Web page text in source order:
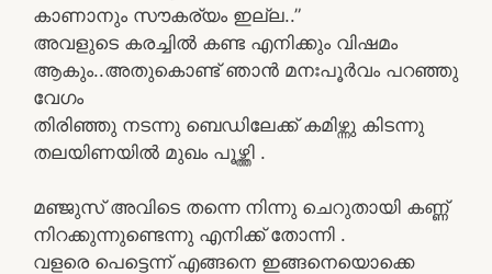
കാണാനും സൗകര്യം ഇല്ല..”
അവളുടെ കരച്ചിൽ കണ്ട എനിക്കും വിഷമം
ആകും..അതുകൊണ്ട് ഞാൻ മനഃപൂർവം പറഞ്ഞു
വേഗം
തിരിഞ്ഞു നടന്നു ബെഡിലേക്ക് കമിഴ്ന്നു കിടന്നു
തലയിണയിൽ മുഖം പൂഴ്ത്തി .
മഞ്ജുസ് അവിടെ തന്നെ നിന്നു ചെറുതായി കണ്ണ്
നിറക്കുന്നുണ്ടെന്നു എനിക്ക് തോന്നി .
വളരെ പെട്ടെന്ന് എങ്ങനെ ഇങ്ങനെയൊക്കെ